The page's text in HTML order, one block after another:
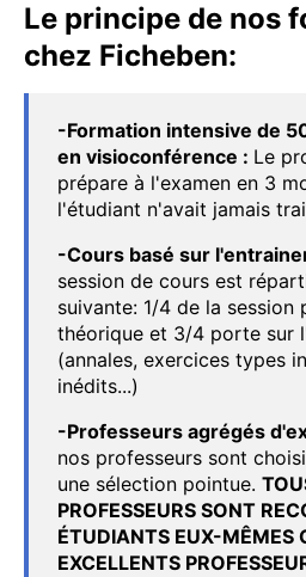
Le principe de nos
chez Ficheben:
-Formation intensive de
en visioconférence : Le
prépare à l'examen en 3
l'étudiant n'avait jamais
-Cours basé sur
session de cours est
suivante: 1/4 de la
théorique et 3/4 porte sur
(annales, exercices types
inédits...)
-Professeurs agrégés
nos professeurs sont
une sélection pointue.
PROFESSEURS SONT
ÉTUDIANTS EUX-MÊMES
EXCELLENTS